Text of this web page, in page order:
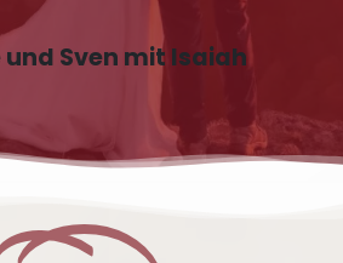
Sven mit Isaiah